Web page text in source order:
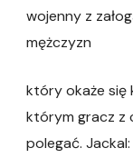
wojenny z
mężczyzn
który okaże się
którym gracz z
polegać.